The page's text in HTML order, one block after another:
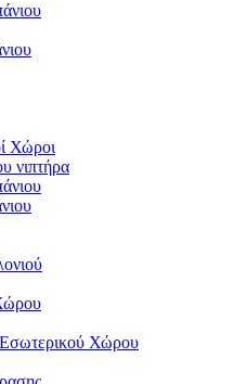
Χώροι
νιπτήρα
Εσωτερικού Χώρου